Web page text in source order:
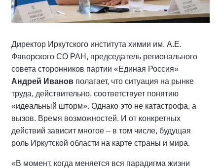
Директор Иркутского института химии им. А.Е.
Фаворского СО РАН, председатель регионального
совета сторонников партии «Единая Россия»
Андрей Иванов полагает, что ситуация на рынке
труда, действительно, соответствует понятию
«идеальный шторм». Однако это не катастрофа, а
вызов. Время возможностей. И от конкретных
действий зависит многое – в том числе, будущая
роль Иркутской области на карте страны и мира.
«В момент, когда меняется вся парадигма жизни